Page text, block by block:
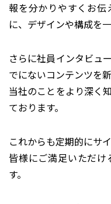
報を分かりやすくお伝
に、デザインや構成を
さらに社員インタビュ
でにないコンテンツを新
当社のことをより深く
ております。
これからも定期的にサ
皆様にご満足いただけ
す。